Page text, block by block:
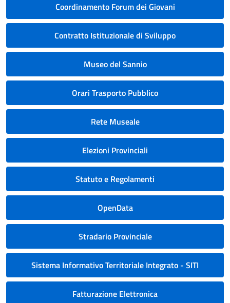
Coordinamento Forum dei Giovani
Contratto Istituzionale di Sviluppo
Museo del Sannio
Orari Trasporto Pubblico
Rete Museale
Elezioni Provinciali
Statuto e Regolamenti
OpenData
Stradario Provinciale
Sistema Informativo Territoriale Integrato - SITI
Fatturazione Elettronica